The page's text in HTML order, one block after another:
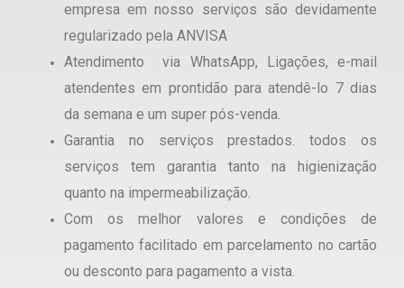
empresa em nosso serviços são devidamente
regularizado pela ANVISA
Atendimento via WhatsApp, Ligações, e-mail
atendentes em prontidão para atendê-lo 7 dias
da semana e um super pós-venda.
Garantia no serviços prestados. todos os
serviços tem garantia tanto na higienização
quanto na impermeabilização.
Com os melhor valores e condições de
pagamento facilitado em parcelamento no cartão
ou desconto para pagamento a vista.